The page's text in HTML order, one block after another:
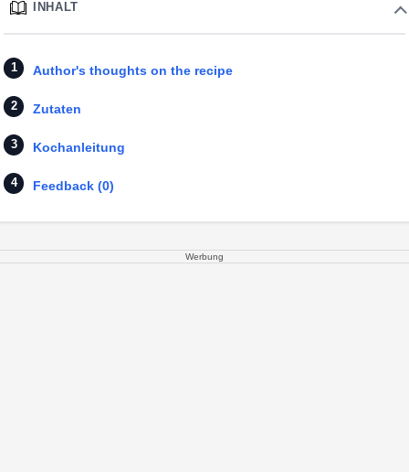
INHALT
Author's thoughts on the recipe
Zutaten
Kochanleitung
Feedback (0)
Werbung